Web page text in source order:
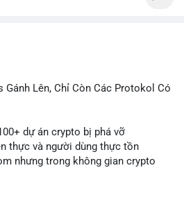
Gánh Lên, Chỉ Còn Các Protokol Có
dự án crypto bị phá vỡ
thực và người dùng thực tồn
nhưng trong không gian crypto